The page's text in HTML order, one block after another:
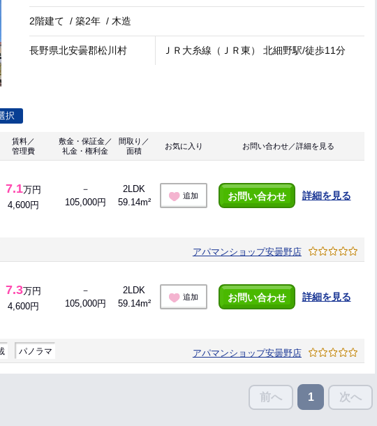
2階建て /築2年 / 木造
長野県北安曇郡松川村 ＪＲ大糸線（ＪＲ東） 北細野駅/徒歩11分
択
賃料／
管理費
敷金・保証金／
礼金・権利金
間取り／
面積
お気に入り お問い合わせ／詳細を見る
7.1万円
4,600円
－
105,000円
2LDK
59.14m²
追加 お問い合わせ 詳細を見る
アパマンショップ安曇野店
7.3万円
4,600円
－
105,000円
2LDK
59.14m²
追加 お問い合わせ 詳細を見る
パノラマ アパマンショップ安曇野店
前へ 1 次へ